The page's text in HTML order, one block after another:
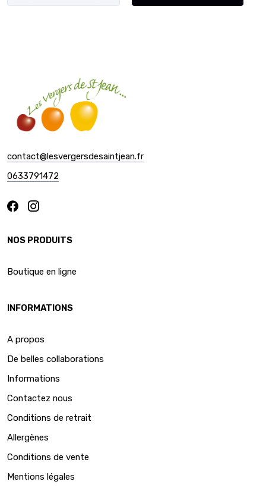
contact@lesvergersdesaintjean.fr
0633791472
NOS PRODUITS
Boutique en ligne
INFORMATIONS
A propos
De belles collaborations
Informations
Contactez nous
Conditions de retrait
Allergènes
Conditions de vente
Mentions légales